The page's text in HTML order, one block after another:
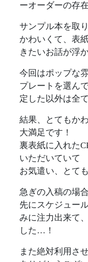
ーオーダーの存
サンプル本を取
かわいくて、表
きたいお話が浮
今回はポップな
プレートを選ん
定した以外は全
結果、とてもか
大満足です！
裏表紙に入れた
いただいていて
お気遣い、とて
急ぎの入稿の場
先にスケジュー
みに注力出来て
した…！
また絶対利用さ